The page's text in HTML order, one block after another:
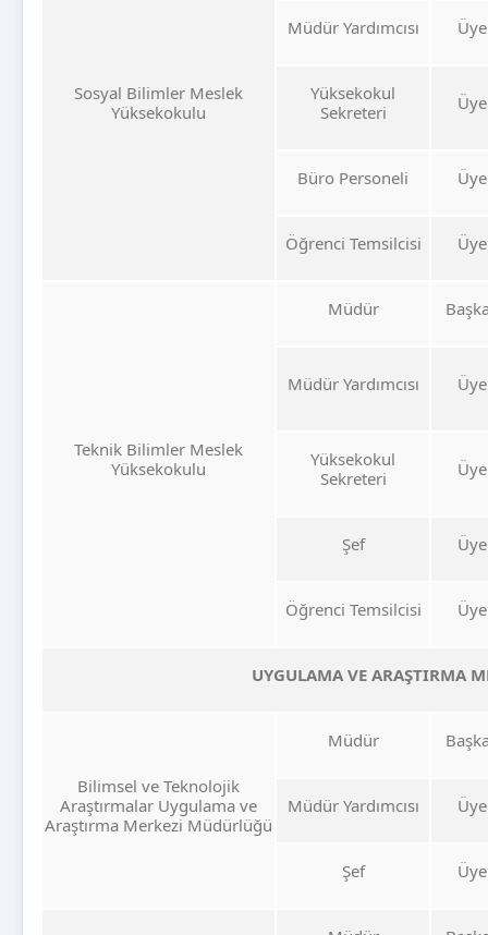
Sosyal Bilimler Meslek
Yüksekokulu
Müdür Yardımcısı Üye
Yüksekokul
Sekreteri
Üye
Büro Personeli Üye
Öğrenci Temsilcisi Üye
Teknik Bilimler Meslek
Yüksekokulu
Müdür
Müdür Yardımcısı Üye
Yüksekokul
Sekreteri
Üye
Şef Üye
Öğrenci Temsilcisi Üye
UYGULAMA VE ARAŞTIRMA
Bilimsel ve Teknolojik
Araştırmalar Uygulama ve
Araştırma Merkezi Müdürlüğü
Müdür
Müdür Yardımcısı Üye
Şef Üye